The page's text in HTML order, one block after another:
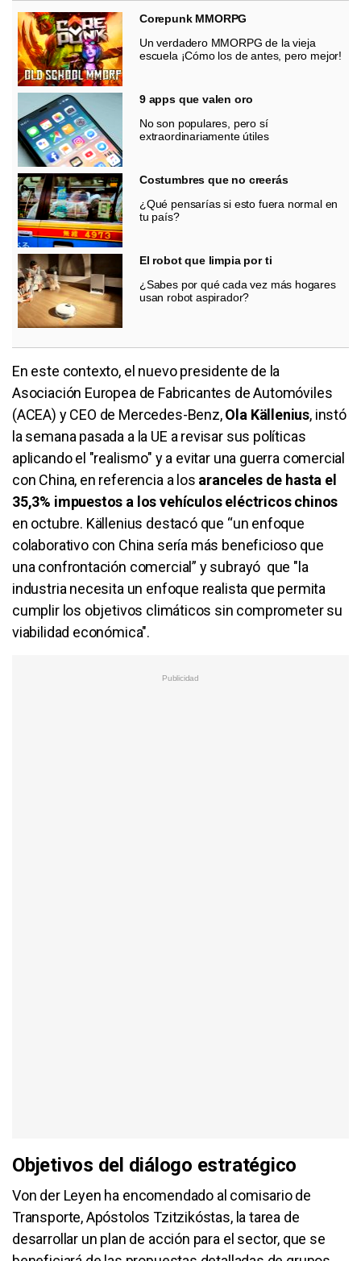
Corepunk MMORPG
Un verdadero MMORPG de la vieja
escuela ¡Cómo los de antes, pero mejor!
9 apps que valen oro
No son populares, pero sí
extraordinariamente útiles
Costumbres que no creerás
¿Qué pensarías si esto fuera normal en
tu país?
El robot que limpia por ti
¿Sabes por qué cada vez más hogares
usan robot aspirador?
En este contexto, el nuevo presidente de la
Asociación Europea de Fabricantes de Automóviles
(ACEA) y CEO de Mercedes-Benz,Ola Källenius, instó
la semana pasada a la UE a revisar sus políticas
aplicando el "realismo" y a evitar una guerra comercial
con China, en referencia a los aranceles de hasta el
35,3% impuestos a los vehículos eléctricos chinos
en octubre. Källenius destacó que “un enfoque
colaborativo con China sería más beneficioso que
una confrontación comercial” y subrayó que "la
industria necesita un enfoque realista que permita
cumplir los objetivos climáticos sin comprometer su
viabilidad económica".
Objetivos del diálogo estratégico
Von der Leyen ha encomendado al comisario de
Transporte, Apóstolos Tzitzikóstas, la tarea de
desarrollar un plan de acción para el sector, que se